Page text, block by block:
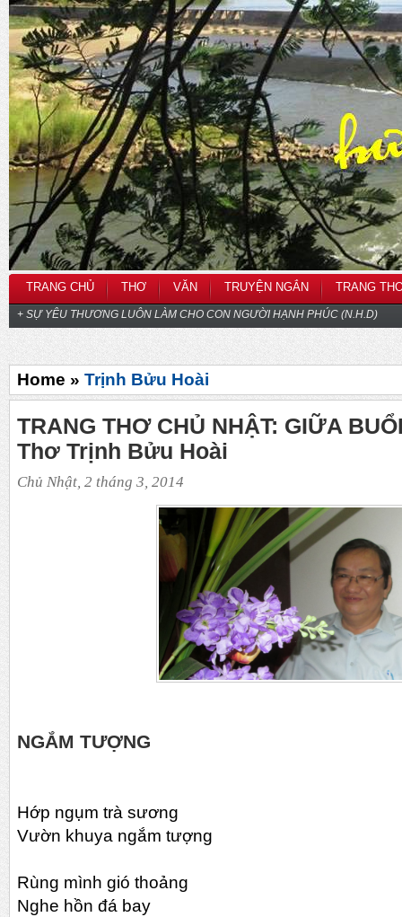
TRANG CHỦ THƠ VĂN TRUYỆN NGẮN TRANG
+ SỰ YÊU THƯƠNG LUÔN LÀM CHO CON NGƯỜI HẠNH PHÚC (N.H.D)
Home » Trịnh Bửu Hoài
TRANG THƠ CHỦ NHẬT: GIỮA
Thơ Trịnh Bửu Hoài
Chủ Nhật, 2 tháng 3, 2014
NGẮM TƯỢNG
Hớp ngụm trà sương
Vườn khuya ngắm tượng
Rùng mình gió thoảng
Nghe hồn đá bay